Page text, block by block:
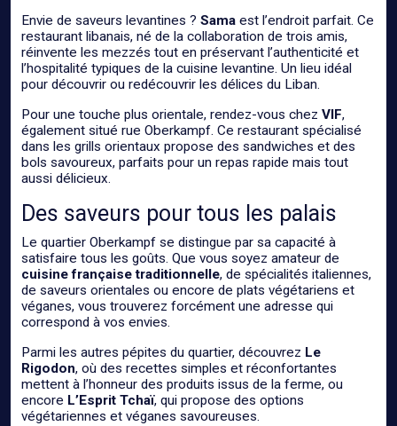
Envie de saveurs levantines ? Sama est l’endroit parfait. Ce
restaurant libanais, né de la collaboration de trois amis,
réinvente les mezzés tout en préservant l’authenticité et
l’hospitalité typiques de la cuisine levantine. Un lieu idéal
pour découvrir ou redécouvrir les délices du Liban.
Pour une touche plus orientale, rendez-vous chez VIF,
également situé rue Oberkampf. Ce restaurant spécialisé
dans les grills orientaux propose des sandwiches et des
bols savoureux, parfaits pour un repas rapide mais tout
aussi délicieux.
Des saveurs pour tous les palais
Le quartier Oberkampf se distingue par sa capacité à
satisfaire tous les goûts. Que vous soyez amateur de
cuisine française traditionnelle, de spécialités italiennes,
de saveurs orientales ou encore de plats végétariens et
véganes, vous trouverez forcément une adresse qui
correspond à vos envies.
Parmi les autres pépites du quartier, découvrez Le
Rigodon, où des recettes simples et réconfortantes
mettent à l’honneur des produits issus de la ferme, ou
encore L’Esprit Tchaï, qui propose des options
végétariennes et véganes savoureuses.